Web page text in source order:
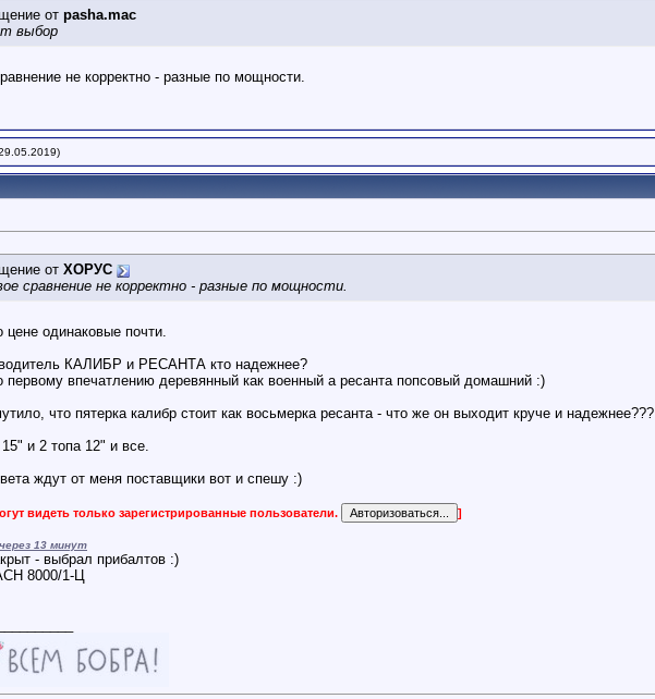
от pasha.mac
выбор
не корректно - разные по мощности.
от ХОРУС
сравнение не корректно - разные по мощности.
цене одинаковые почти.
КАЛИБР и РЕСАНТА кто надежнее?
первому впечатлению деревянный как военный а ресанта попсовый домашний :)
что пятерка калибр стоит как восьмерка ресанта - что же он выходит круче и надежнее???
и 2 топа 12" и все.
ждут от меня поставщики вот и спешу :)
видеть только зарегистрированные пользователи. ]
13 минут
- выбрал прибалтов :)
8000/1-Ц